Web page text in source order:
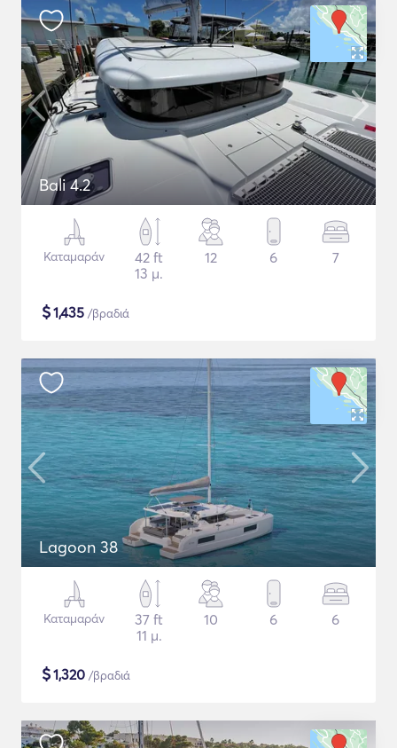
Bali 4.2
Καταμαράν
42 ft
13 μ.
12 6 7
$1,435 /βραδιά
Lagoon 38
Καταμαράν
37 ft
11 μ.
10 6 6
$1,320 /βραδιά